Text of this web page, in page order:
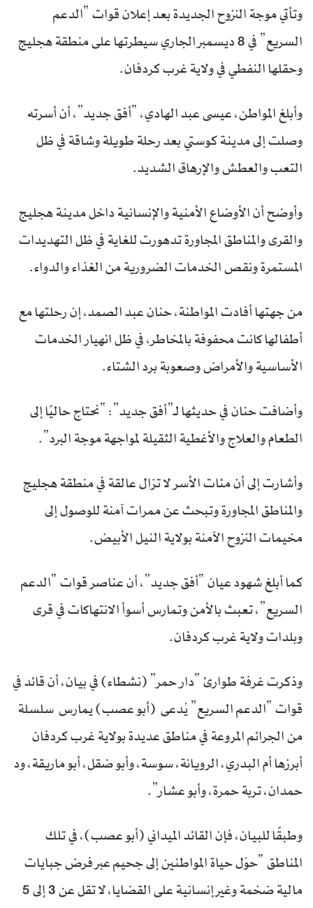
وتأتي موجة النزوح الجديدة بعد إعلان قوات “الدعم
السريع” في 8 ديسمبر الجاري سيطرتها على منطقة هجليج
وحقلها النفطي في ولاية غرب كردفان.
وأبلغ المواطن، عيسى عبد الهادي، “أفق جديد”، أن أسرته
وصلت إلى مدينة كوستي بعد رحلة طويلة وشاقة في ظل
التعب والعطش والإرهاق الشديد.
وأوضح أن الأوضاع الأمنية والإنسانية داخل مدينة هجليج
والقرى والمناطق المجاورة تدهورت للغاية في ظل التهديدات
المستمرة ونقص الخدمات الضرورية من الغذاء والدواء.
من جهتها أفادت المواطنة، حنان عبد الصمد، إن رحلتها مع
أطفالها كانت محفوفة بالمخاطر، في ظل انهيار الخدمات
الأساسية والأمراض وصعوبة برد الشتاء.
وأضافت حنان في حديثها لـ”أفق جديد”: “نحتاج حاليًا إلى
الطعام والعلاج والأغطية الثقيلة لمواجهة موجة البرد”.
وأشارت إلى أن مئات الأسر لا تزال عالقة في منطقة هجليج
والمناطق المجاورة وتبحث عن ممرات آمنة للوصول إلى
مخيمات النزوح الآمنة بولاية النيل الأبيض.
كما أبلغ شهود عيان “أفق جديد”، أن عناصر قوات “الدعم
السريع”، تعبث بالأمن وتمارس أسوأ الانتهاكات في قرى
وبلدات ولاية غرب كردفان.
وذكرت غرفة طوارئ “دار حمر” (نشطاء) في بيان، أن قائد في
قوات “الدعم السريع” يُدعى (أبو عصب) يمارس سلسلة
من الجرائم المروعة في مناطق عديدة بولاية غرب كردفان
أبرزها أم البدري، الرويانة، سوسة، وأبو ضقل، أبو ماريقة، ود
حمدان، تربة حمرة، وأبو عشار”.
وطبقًا للبيان، فإن القائد الميداني (أبو عصب)، في تلك
المناطق “حوّل حياة المواطنين إلى جحيم عبر فرض جبايات
مالية ضخمة وغير إنسانية على القضايا، لا تقل عن 3 إلى 5